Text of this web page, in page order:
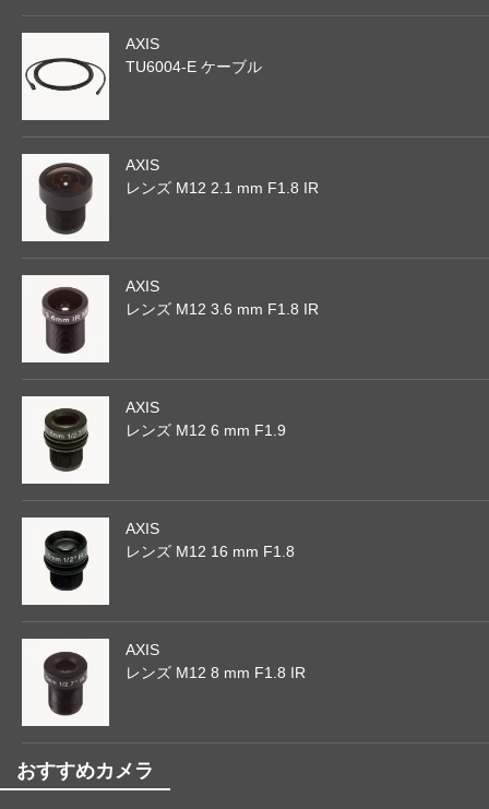
AXIS
TU6004-E ケーブル
AXIS
レンズ M12 2.1 mm F1.8 IR
AXIS
レンズ M12 3.6 mm F1.8 IR
AXIS
レンズ M12 6 mm F1.9
AXIS
レンズ M12 16 mm F1.8
AXIS
レンズ M12 8 mm F1.8 IR
おすすめカメラ